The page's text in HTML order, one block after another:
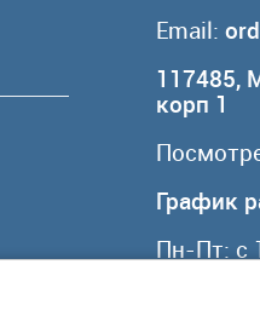
Email:
117485,
корп 1
График
Пн-Пт: с